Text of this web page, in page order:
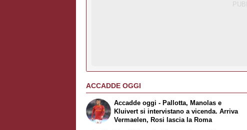
ACCADDE OGGI
Accadde oggi - Pallotta, Manolas e
Kluivert si intervistano a vicenda. Arriva
Vermaelen, Rosi lascia la Roma